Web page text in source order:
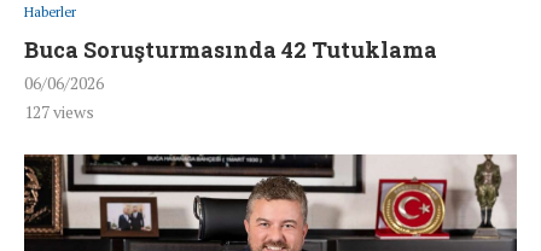
Haberler
Buca Soruşturmasında 42 Tutuklama
06/06/2026
127views